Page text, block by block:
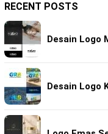
RECENT POSTS
Desain Logo
Desain Logo